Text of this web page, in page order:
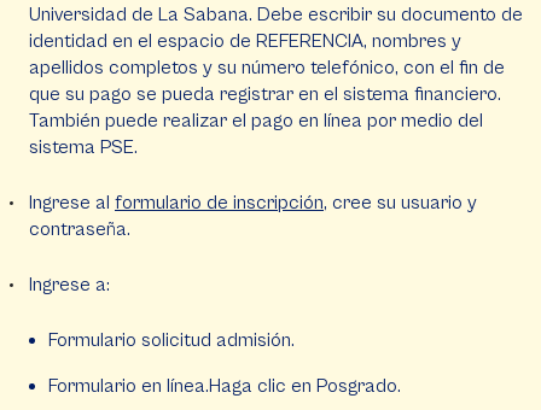
Universidad de La Sabana. Debe escribir su documento de
identidad en el espacio de REFERENCIA, nombres y
apellidos completos y su número telefónico, con el fin de
que su pago se pueda registrar en el sistema financiero.
También puede realizar el pago en línea por medio del
sistema PSE.
Ingrese al formulario de inscripción, cree su usuario y
contraseña.
Ingrese a:
Formulario solicitud admisión.
Formulario en línea.Haga clic en Posgrado.